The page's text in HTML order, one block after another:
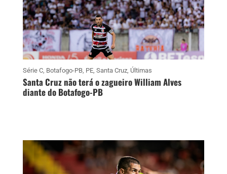
Série C, Botafogo-PB, PE, Santa Cruz, Últimas
Santa Cruz não terá o zagueiro William Alves
diante do Botafogo-PB